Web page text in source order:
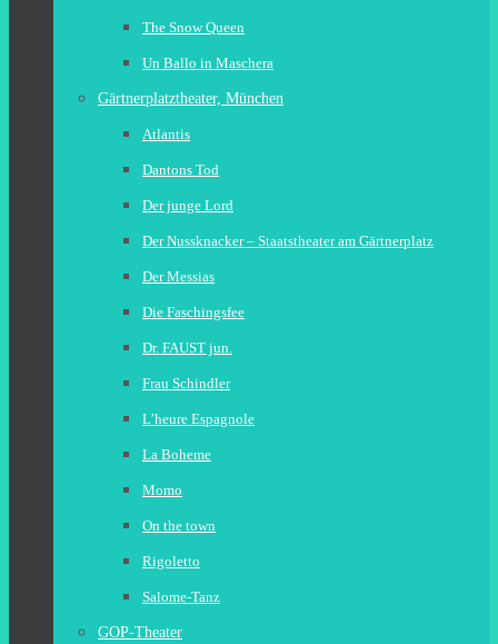
The Snow Queen
Un Ballo in Maschera
Gärtnerplatztheater, München
Atlantis
Dantons Tod
Der junge Lord
Der Nussknacker – Staatstheater am Gärtnerplatz
Der Messias
Die Faschingsfee
Dr. FAUST jun.
Frau Schindler
L’heure Espagnole
La Boheme
Momo
On the town
Rigoletto
Salome-Tanz
GOP-Theater